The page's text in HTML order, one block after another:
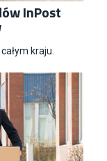
InPost
kraju.